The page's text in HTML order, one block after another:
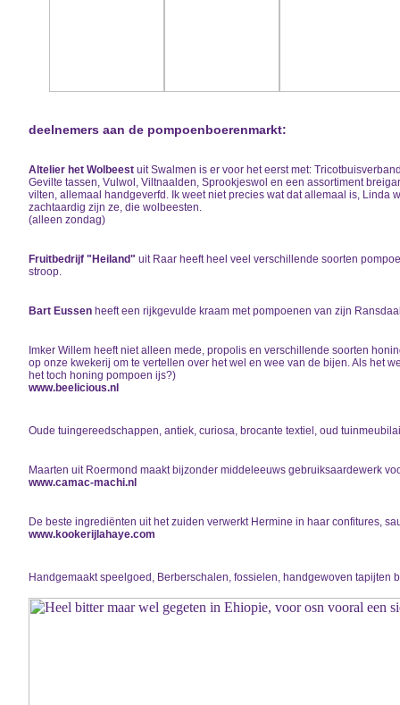
deelnemers aan de pompoenboerenmarkt:
Altelier het Wolbeest uit Swalmen is er voor het eerst met:
Gevilte tassen, Vulwol, Viltnaalden, Sprookjeswol en een assortiment
vilten, allemaal handgeverfd. I k weet niet precies wat dat allemaal is, Linda
zachtaardig zijn ze, die wolbeesten.
(alleen zondag)
Fruitbedrijf "Heiland" uit Raar heeft heel veel verschillende soorten
stroop.
Bart Eussen heeft een rijkgevulde kraam met pompoenen van zijn
Imker Willem heeft niet alleen mede, propolis en verschillende soorten
op onze kwekerij om te vertellen over het wel en wee van de bijen. Als het
het toch honing pompoen ijs?)
www.beelicious.nl
Oude tuingereedschappen, antiek, curiosa, brocante textiel, oud
Maarten uit Roermond maakt bijzonder middeleeuws gebruiksaardewerk
www.camac-machi.nl
De beste ingrediënten uit het zuiden verwerkt Hermine in haar confitures,
www.kookerijlahaye.com
Handgemaakt speelgoed, Berberschalen, fossielen, handgewoven tapijten